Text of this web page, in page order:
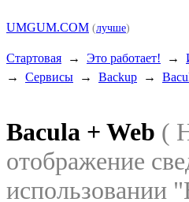
UMGUM.COM (лучше)
Стартовая → Это работает! →
→ Сервисы → Backup →
Bacula + Web (
отображение
использовании